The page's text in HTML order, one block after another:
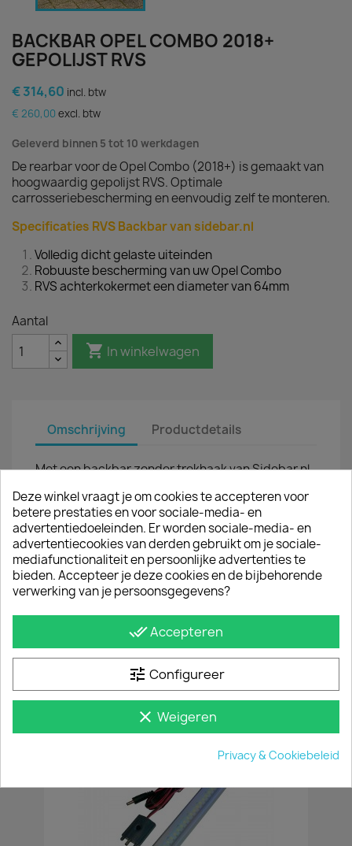
BACKBAR OPEL COMBO 2018+
GEPOLIJST RVS
€ 314,60 incl. btw
€ 260,00 excl. btw
Geleverd binnen 5 tot 10 werkdagen
De rearbar voor de Opel Combo (2018+) is gemaakt van
hoogwaardig gepolijst RVS. Optimale
carrosseriebescherming en eenvoudig zelf te monteren.
Specificaties RVS Backbar van sidebar.nl
Volledig dicht gelaste uiteinden
Robuuste bescherming van uw Opel Combo
RVS achterkokermet een diameter van 64mm
Aantal
 In winkelwagen
Omschrijving Productdetails
Met een backbar zonder trekhaak van Sidebar.nl
tegen dure dorpelschade. Daarnaast geeft een
rearbar de bus een robuuste look. Onze
beschermbar is van hoogglans RVS en heeft een
buisdiameter van ongeveer 64 mm.
MONTAGE
De rearbar is eenvoudig te monteren; de
de bestaande montagegaten in uw bestelwagen.
Je hoeft dus niets af te meten of te boren. Het
montagemateriaal en de montagehandleiding
levert sidebar.nl mee met de rear-bar.
JE BENT MISSCHIEN OOK GEÏNTERESSEERD IN
Deze winkel vraagt je om cookies te accepteren voor
betere prestaties en voor sociale-media- en
advertentiedoeleinden. Er worden sociale-media- en
advertentiecookies van derden gebruikt om je sociale-
mediafunctionaliteit en persoonlijke advertenties te
bieden. Accepteer je deze cookies en de bijbehorende
verwerking van je persoonsgegevens?
done_allAccepteren
tune Configureer
clear Weigeren
Privacy & Cookiebeleid